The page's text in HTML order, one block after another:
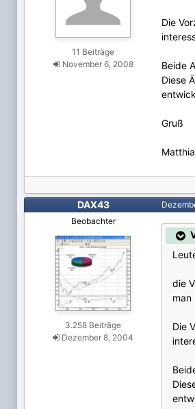
11 Beiträge
November 6, 2008
Die
Beide
Diese
Gruß
DAX43
Beobachter
3.258 Beiträge
Dezember 8, 2004
die
man
Die